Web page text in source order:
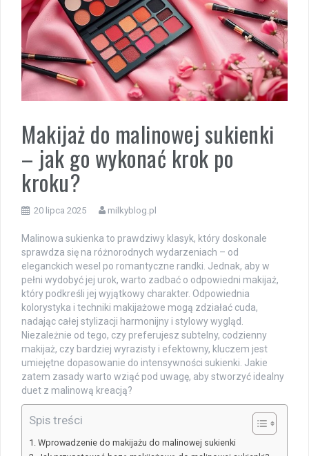
Makijaż do malinowej sukienki
– jak go wykonać krok po
kroku?
20 lipca 2025 milkyblog.pl
Malinowa sukienka to prawdziwy klasyk, który doskonale
sprawdza się na różnorodnych wydarzeniach – od
eleganckich wesel po romantyczne randki. Jednak, aby w
pełni wydobyć jej urok, warto zadbać o odpowiedni makijaż,
który podkreśli jej wyjątkowy charakter. Odpowiednia
kolorystyka i techniki makijażowe mogą zdziałać cuda,
nadając całej stylizacji harmonijny i stylowy wygląd.
Niezależnie od tego, czy preferujesz subtelny, codzienny
makijaż, czy bardziej wyrazisty i efektowny, kluczem jest
umiejętne dopasowanie do intensywności sukienki. Jakie
zatem zasady warto wziąć pod uwagę, aby stworzyć idealny
duet z malinową kreacją?
Spis treści
Wprowadzenie do makijażu do malinowej sukienki